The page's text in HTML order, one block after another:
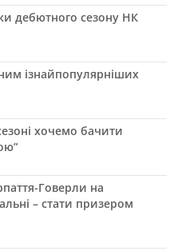
дебютного сезону НК
ізнайпопулярніших
хочемо бачити
Говерли на
– стати призером